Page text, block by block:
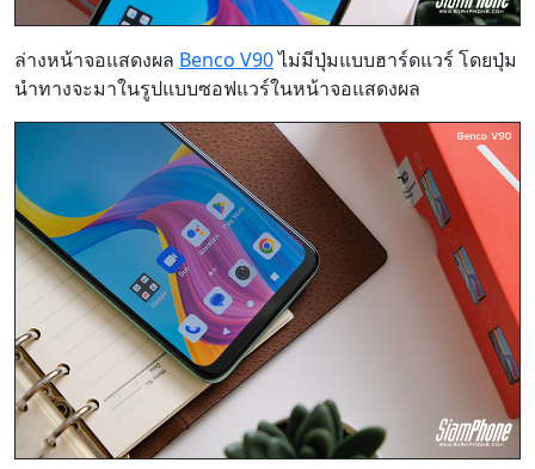
ล่างหน้าจอแสดงผล Benco V90ไม่มีปุ่มแบบฮาร์ดแวร์ โดยปุ่ม
นำทางจะมาในรูปแบบซอฟแวร์ในหน้าจอแสดงผล